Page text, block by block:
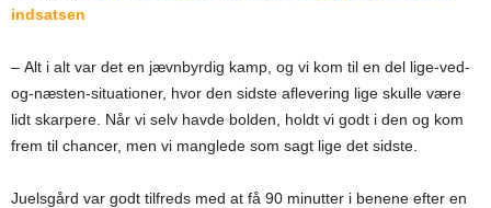
indsatsen
– Alt i alt var det en jævnbyrdig kamp, og vi kom til en del lige-ved-
og-næsten-situationer, hvor den sidste aflevering lige skulle være
lidt skarpere. Når vi selv havde bolden, holdt vi godt i den og kom
frem til chancer, men vi manglede som sagt lige det sidste.
Juelsgård var godt tilfreds med at få 90 minutter i benene efter en